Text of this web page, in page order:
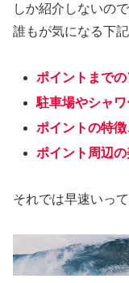
しか紹介しないの
誰もが気になる下
ポイントまで
駐車場やシャ
ポイントの特
ポイント周辺
それでは早速いっ